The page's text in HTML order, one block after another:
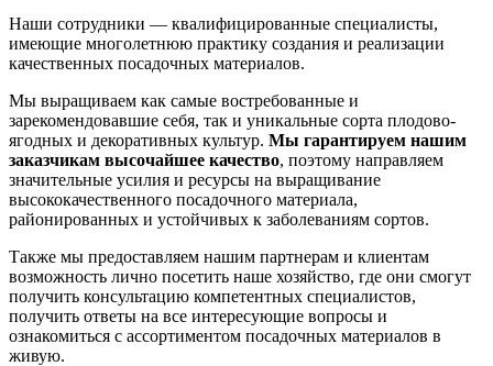
Наши сотрудники — квалифицированные специалисты,
имеющие многолетнюю практику создания и реализации
качественных посадочных материалов.
Мы выращиваем как самые востребованные и
зарекомендовавшие себя, так и уникальные сорта плодово-
ягодных и декоративных культур. Мы гарантируем нашим
заказчикам высочайшее качество, поэтому направляем
значительные усилия и ресурсы на выращивание
высококачественного посадочного материала,
районированных и устойчивых к заболеваниям сортов.
Также мы предоставляем нашим партнерам и клиентам
возможность лично посетить наше хозяйство, где они смогут
получить консультацию компетентных специалистов,
получить ответы на все интересующие вопросы и
ознакомиться с ассортиментом посадочных материалов в
живую.